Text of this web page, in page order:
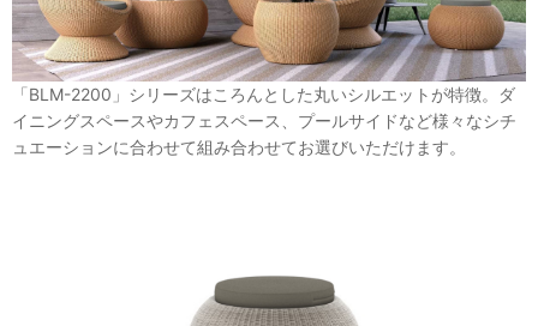
「BLM-2200」シリーズはころんとした丸いシルエットが特徴。ダ
イニングスペースやカフェスペース、プールサイドなど様々なシチ
ュエーションに合わせて組み合わせてお選びいただけます。